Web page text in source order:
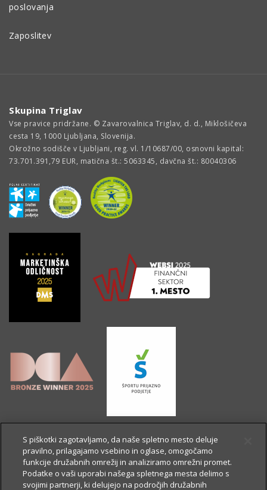
poslovanja
Zaposlitev
Skupina Triglav
Vse pravice pridržane. © Zavarovalnica Triglav, d. d., Miklošičeva
cesta 19, 1000 Ljubljana, Slovenija.
Okrožno sodišče v Ljubljani, reg. vl. 1/10687/00, osnovni kapital:
73.701.391,79 EUR, matična št.: 5063345, davčna št.: 80040306
S piškotki zagotavljamo, da naše spletno mesto deluje
pravilno, prilagajamo vsebino in oglase, omogočamo
funkcije družabnih omrežij in analiziramo omrežni promet.
Podatke o vaši uporabi našega spletnega mesta delimo s
svojimi partnerji, ki delujejo na področjih družabnih